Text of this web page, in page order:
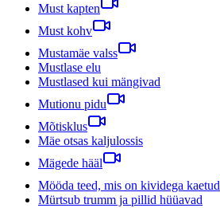
Must kapten
Must kohv
Mustamäe valss
Mustlase elu
Mustlased kui mängivad
Mutionu pidu
Mõtisklus
Mäe otsas kaljulossis
Mägede hääl
Mööda teed, mis on kividega kaetud
Mürtsub trumm ja pillid hüüavad